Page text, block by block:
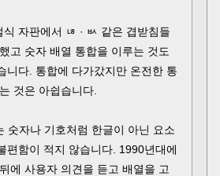
식 자판에서 ㄶ · ㅄ 같은 겹받침들
고 숫자 배열 통합을 이루는 것도
니다. 통합에 다가갔지만 온전한 통
것은 아쉽습니다.
숫자나 기호처럼 한글이 아닌 요소
편함이 적지 않습니다. 1990년대에
에 사용자 의견을 듣고 배열을 고